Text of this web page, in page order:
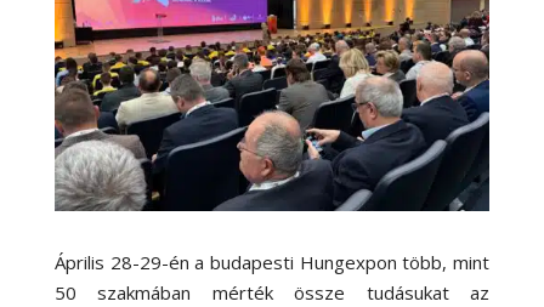
Április 28-29-én a budapesti Hungexpon több, mint
50 szakmában mérték össze tudásukat az